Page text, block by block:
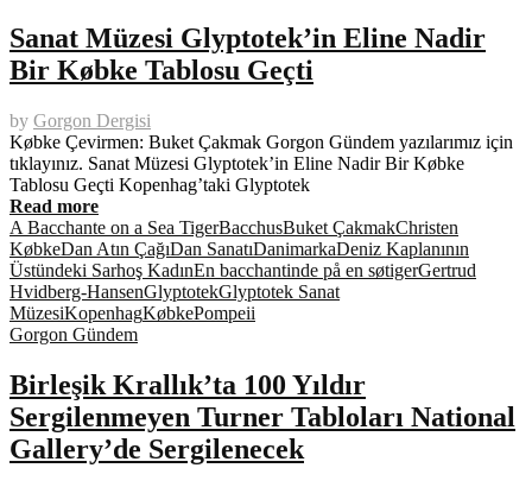
Sanat Müzesi Glyptotek’in Eline Nadir
Bir Købke Tablosu Geçti
by Gorgon Dergisi
Købke Çevirmen: Buket Çakmak Gorgon Gündem yazılarımız için
tıklayınız. Sanat Müzesi Glyptotek’in Eline Nadir Bir Købke
Tablosu Geçti Kopenhag’taki Glyptotek
Read more
A Bacchante on a Sea TigerBacchusBuket ÇakmakChristen
KøbkeDan Atın ÇağıDan SanatıDanimarkaDeniz Kaplanının
Üstündeki Sarhoş KadınEn bacchantinde på en søtigerGertrud
Hvidberg-HansenGlyptotekGlyptotek Sanat
MüzesiKopenhagKøbkePompeii
Gorgon Gündem
Birleşik Krallık’ta 100 Yıldır
Sergilenmeyen Turner Tabloları National
Gallery’de Sergilenecek